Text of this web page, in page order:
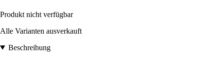
Produkt nicht verfügbar
Alle Varianten ausverkauft
Beschreibung